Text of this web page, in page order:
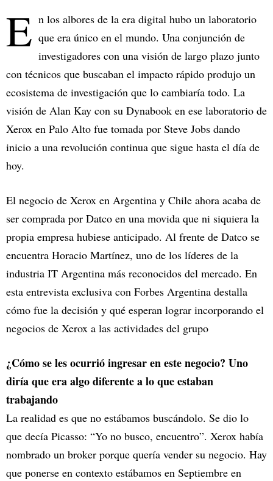
E n los albores de la era digital hubo un laboratorio
que era único en el mundo. Una conjunción de
investigadores con una visión de largo plazo junto
con técnicos que buscaban el impacto rápido produjo un
ecosistema de investigación que lo cambiaría todo. La
visión de Alan Kay con su Dynabook en ese laboratorio de
Xerox en Palo Alto fue tomada por Steve Jobs dando
inicio a una revolución continua que sigue hasta el día de
hoy.
El negocio de Xerox en Argentina y Chile ahora acaba de
ser comprada por Datco en una movida que ni siquiera la
propia empresa hubiese anticipado. Al frente de Datco se
encuentra Horacio Martínez, uno de los líderes de la
industria IT Argentina más reconocidos del mercado. En
esta entrevista exclusiva con Forbes Argentina destalla
cómo fue la decisión y qué esperan lograr incorporando el
negocios de Xerox a las actividades del grupo
¿Cómo se les ocurrió ingresar en este negocio? Uno
diría que era algo diferente a lo que estaban
trabajando
La realidad es que no estábamos buscándolo. Se dio lo
que decía Picasso: “Yo no busco, encuentro”. Xerox había
nombrado un broker porque quería vender su negocio. Hay
que ponerse en contexto estábamos en Septiembre en